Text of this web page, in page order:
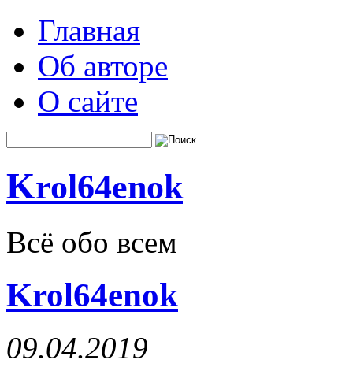
Главная
Об авторе
О сайте
Krol64enok
Всё обо всем
Krol64enok
09.04.2019